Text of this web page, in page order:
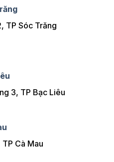
TP Sóc Trăng
3, TP Bạc Liêu
Cà Mau